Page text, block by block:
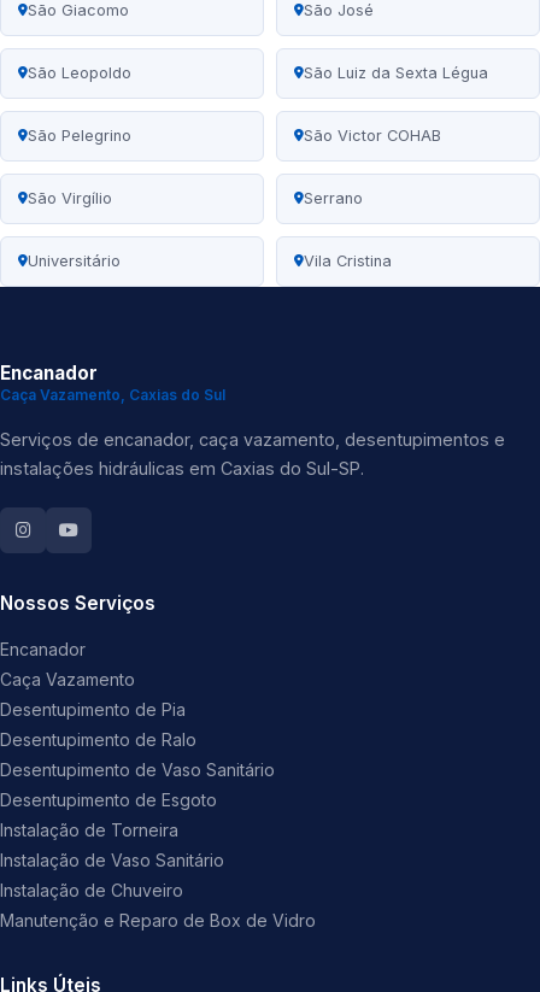
São Giacomo São José
São Leopoldo São Luiz da Sexta Légua
São Pelegrino São Victor COHAB
São Virgílio Serrano
Universitário Vila Cristina
Encanador
Caça Vazamento, Caxias do Sul
Serviços de encanador, caça vazamento, desentupimentos e
instalações hidráulicas em Caxias do Sul-SP.
Nossos Serviços
Encanador
Caça Vazamento
Desentupimento de Pia
Desentupimento de Ralo
Desentupimento de Vaso Sanitário
Desentupimento de Esgoto
Instalação de Torneira
Instalação de Vaso Sanitário
Instalação de Chuveiro
Manutenção e Reparo de Box de Vidro
Links Úteis